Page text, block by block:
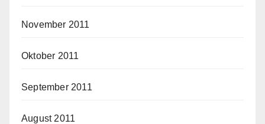
November 2011
Oktober 2011
September 2011
August 2011